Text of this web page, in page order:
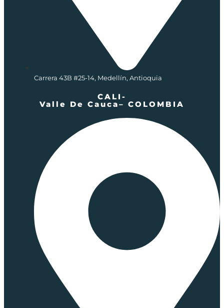
Carrera 43B #25-14, Medellín, Antioquia
CALI-
Valle De Cauca– COLOMBIA